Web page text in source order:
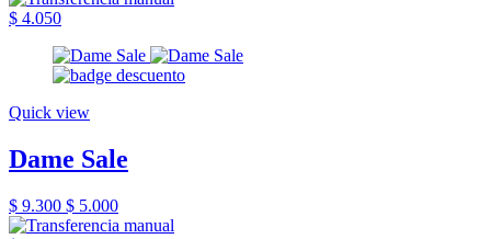
$ 4.050
Quick view
Dame Sale
$ 9.300 $ 5.000